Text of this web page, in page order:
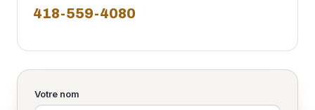
418-559-4080
Votre nom